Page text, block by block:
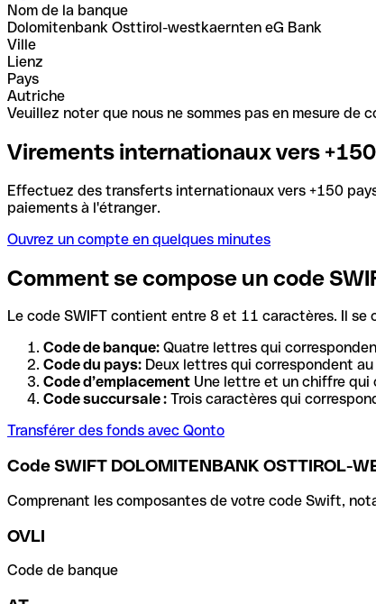
Nom de la banque
Dolomitenbank Osttirol-westkaernten eG Bank
Ville
Lienz
Pays
Autriche
Veuillez noter que nous ne sommes pas en mesure
Virements internationaux vers
Effectuez des transferts internationaux vers +150
paiements à l'étranger.
Ouvrez un compte en quelques minutes
Comment se compose un code
Le code SWIFT contient entre 8 et 11 caractères. Il se
Code de banque: Quatre lettres qui
Code du pays: Deux lettres qui correspondent
Code d’emplacement Une lettre et un chiffre qui
Code succursale : Trois caractères qui
Transférer des fonds avec Qonto
Code SWIFT DOLOMITENBANK OSTTIROL-
Comprenant les composantes de votre code Swift,
OVLI
Code de banque